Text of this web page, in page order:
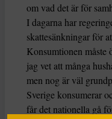
om vad det är för
I dagarna har
skattesänkningar för
Konsumtionen måste
jag vet att många
men nog är väl
Sverige konsumerar
får det nationella gå